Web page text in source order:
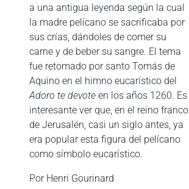
a una antigua leyenda según la cual
la madre pelícano se sacrificaba por
sus crías, dándoles de comer su
carne y de beber su sangre. El tema
fue retomado por santo Tomás de
Aquino en el himno eucarístico del
Adoro te devote en los años 1260. Es
interesante ver que, en el reino franco
de Jerusalén, casi un siglo antes, ya
era popular esta figura del pelícano
como símbolo eucarístico.
Por Henri Gourinard